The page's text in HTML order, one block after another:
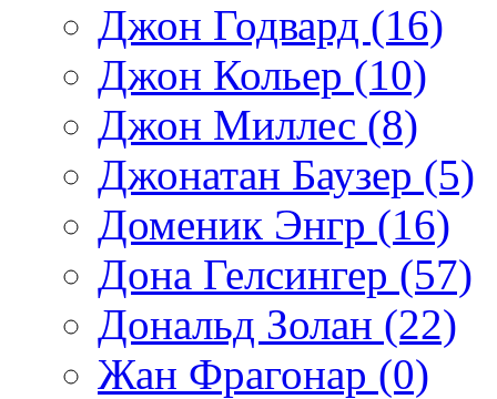
Джон Годвард (16)
Джон Кольер (10)
Джон Миллес (8)
Джонатан Баузер (5)
Доменик Энгр (16)
Дона Гелсингер (57)
Дональд Золан (22)
Жан Фрагонар (0)